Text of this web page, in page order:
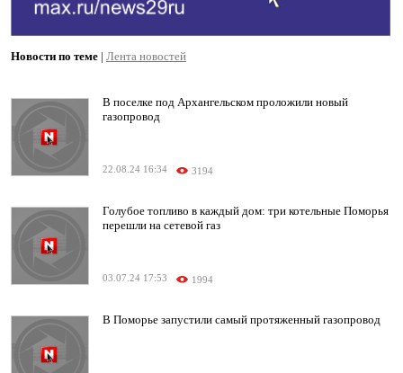
Новости по теме | Лента новостей
В поселке под Архангельском проложили новый
газопровод
22.08.24 16:34 3194
Голубое топливо в каждый дом: три котельные Поморья
перешли на сетевой газ
03.07.24 17:53 1994
В Поморье запустили самый протяженный газопровод